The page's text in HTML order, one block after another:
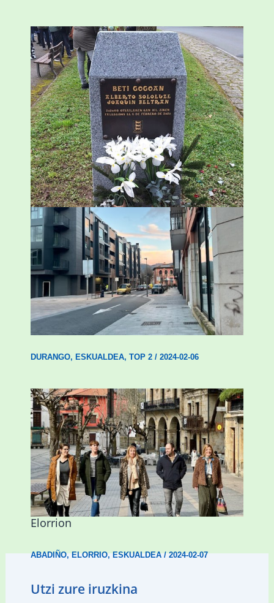
«Azkenengo 40 urteetan Zaldibar jo zuen
ingurumen-hondamendirik larriena»
ESKUALDEA,ZALDIBAR/2024-02-06
Udal etxebizitza tasatuei buruzko lehen
ordenantza izango du Durangok
DURANGO, ESKUALDEA, TOP 2/ 2024-02-06
Mankomunitateko gizarte-langileak
presentzia indartu du Abadiñon eta
Elorrion
ABADIÑO,ELORRIO,ESKUALDEA/2024-02-07
Utzi zure iruzkina